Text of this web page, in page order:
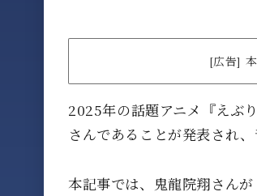
[広告]
2025年の話題アニメ『えぶ
さんであることが発表され
本記事では、鬼龍院翔さん